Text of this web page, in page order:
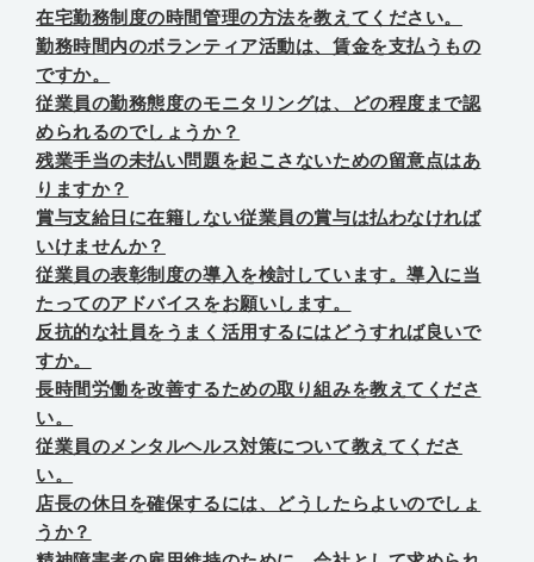
在宅勤務制度の時間管理の方法を教えてください。
勤務時間内のボランティア活動は、賃金を支払うもの
ですか。
従業員の勤務態度のモニタリングは、どの程度まで認
められるのでしょうか？
残業手当の未払い問題を起こさないための留意点はあ
りますか？
賞与支給日に在籍しない従業員の賞与は払わなければ
いけませんか？
従業員の表彰制度の導入を検討しています。導入に当
たってのアドバイスをお願いします。
反抗的な社員をうまく活用するにはどうすれば良いで
すか。
長時間労働を改善するための取り組みを教えてくださ
い。
従業員のメンタルヘルス対策について教えてくださ
い。
店長の休日を確保するには、どうしたらよいのでしょ
うか？